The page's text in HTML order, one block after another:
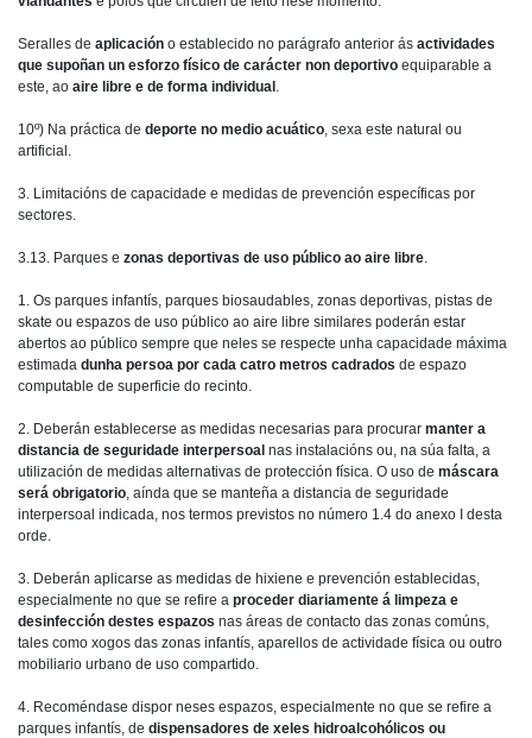
Seralles de aplicación o establecido no parágrafo anterior ás actividades
que supoñan un esforzo físico de carácter non deportivo equiparable a
este, ao aire libre e de forma individual .
10º) Na práctica de deporte no medio acuático, sexa este natural ou
artificial.
3. Limitacións de capacidade e medidas de prevención específicas por
sectores.
3.13. Parques e zonas deportivas de uso público ao aire libre.
1. Os parques infantís, parques biosaudables, zonas deportivas, pistas de
skate ou espazos de uso público ao aire libre similares poderán estar
abertos ao público sempre que neles se respecte unha capacidade máxima
estimada dunha persoa por cada catro metros cadrados de espazo
computable de superficie do recinto.
2. Deberán establecerse as medidas necesarias para procurar manter a
distancia de seguridade interpersoal nas instalacións ou, na súa falta, a
utilización de medidas alternativas de protección física. O uso de máscara
será obrigatorio, aínda que se manteña a distancia de seguridade
interpersoal indicada, nos termos previstos no número 1.4 do anexo I desta
orde.
3. Deberán aplicarse as medidas de hixiene e prevención establecidas,
especialmente no que se refire a proceder diariamente á limpeza e
desinfección destes espazos nas áreas de contacto das zonas comúns,
tales como xogos das zonas infantís, aparellos de actividade física ou outro
mobiliario urbano de uso compartido.
4. Recoméndase dispor neses espazos, especialmente no que se refire a
parques infantís, de dispensadores de xeles hidroalcohólicos ou